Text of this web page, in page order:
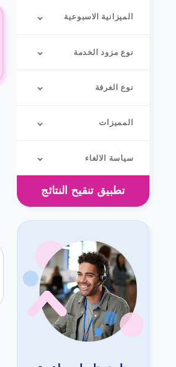
الميزانية الاسبوعية
نوع مزود الخدمة
نوع الغرفة
المميزات
سياسة الالغاء
تطبيق تنقيح النتائج